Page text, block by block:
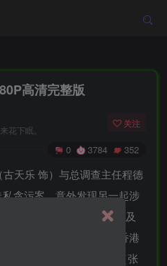
高清完整版
花下眠。
关注
0 3784 352
天乐 饰）与总调查主任程德
贪污案，意外发现另一起涉
此案与恐袭集团首脑King及
饰）有关，并牵涉多名香港
到香港、被JFIU廖保强（张